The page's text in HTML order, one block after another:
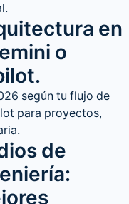
en
o
según tu flujo de
para proyectos,
de